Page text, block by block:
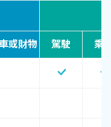
或財物 駕駛 乘